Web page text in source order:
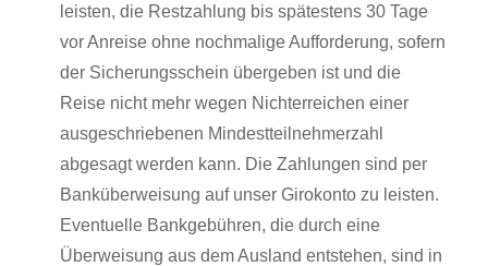
leisten, die Restzahlung bis spätestens 30 Tage
vor Anreise ohne nochmalige Aufforderung, sofern
der Sicherungsschein übergeben ist und die
Reise nicht mehr wegen Nichterreichen einer
ausgeschriebenen Mindestteilnehmerzahl
abgesagt werden kann. Die Zahlungen sind per
Banküberweisung auf unser Girokonto zu leisten.
Eventuelle Bankgebühren, die durch eine
Überweisung aus dem Ausland entstehen, sind in